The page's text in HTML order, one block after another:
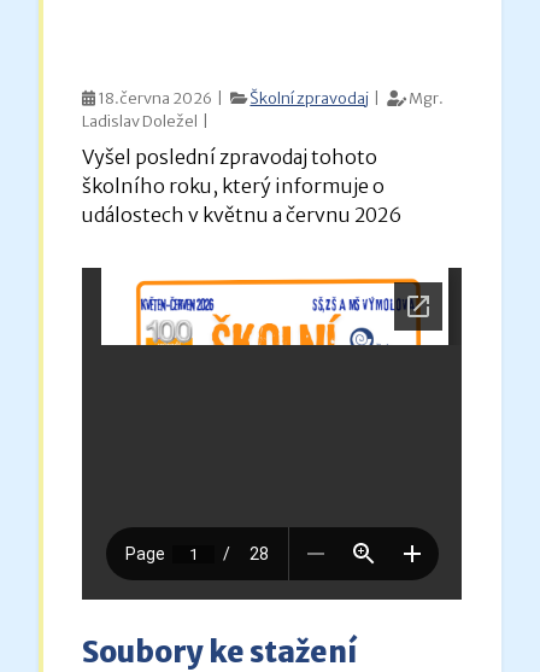
18.června 2026 | Školní zpravodaj |
Mgr.
Ladislav Doležel |
Vyšel poslední zpravodaj tohoto
školního roku, který informuje o
událostech v květnu a červnu 2026
Soubory ke stažení